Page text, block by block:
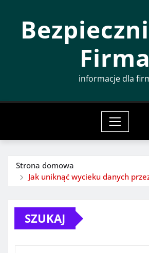
Firma
informacje dla
Strona domowa
Jak uniknąć wycieku danych
SZUKAJ